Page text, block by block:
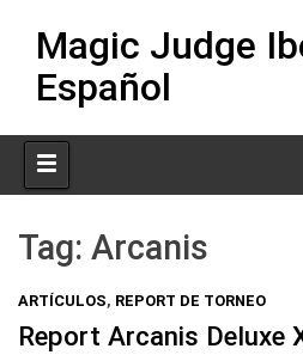
content
Magic Judge
Español
Tag: Arcanis
ARTÍCULOS, REPORT DE TORNEO
Report Arcanis Deluxe